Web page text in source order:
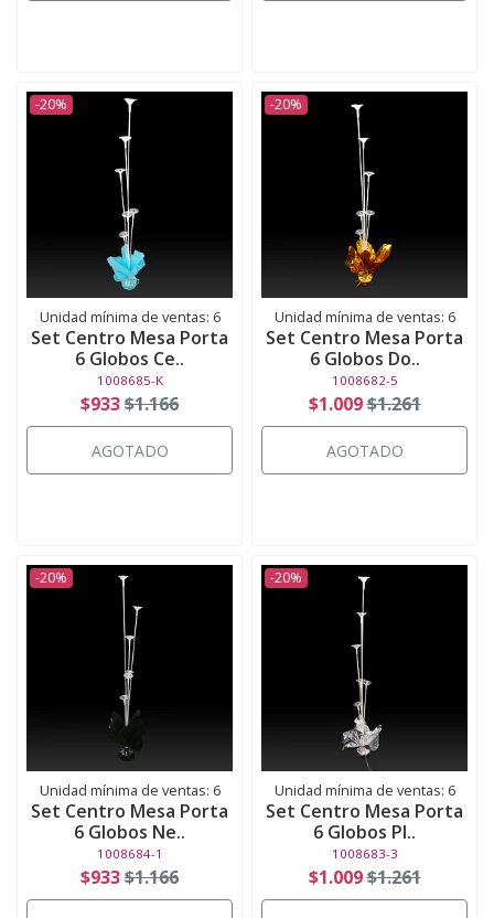
-20%
Unidad mínima de ventas: 6
Set Centro Mesa Porta
6 Globos Ce..
1008685-K
$933$1.166
AGOTADO
-20%
Unidad mínima de ventas: 6
Set Centro Mesa Porta
6 Globos Do..
1008682-5
$1.009$1.261
AGOTADO
-20%
Unidad mínima de ventas: 6
Set Centro Mesa Porta
6 Globos Ne..
1008684-1
$933$1.166
-20%
Unidad mínima de ventas: 6
Set Centro Mesa Porta
6 Globos Pl..
1008683-3
$1.009$1.261